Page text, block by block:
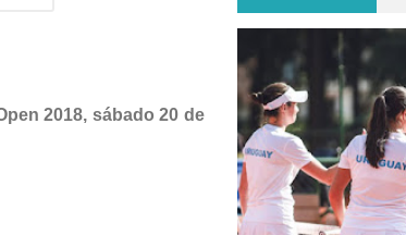
2018, sábado 20 de